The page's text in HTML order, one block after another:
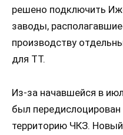
решено подключить
заводы,
производству
для ТТ.
Из-за начавшейся в
был передислоцирован
территорию ЧКЗ.